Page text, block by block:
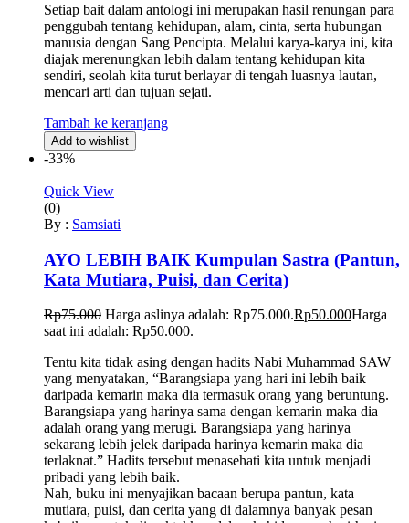
Setiap bait dalam antologi ini merupakan hasil renungan para
penggubah tentang kehidupan, alam, cinta, serta hubungan
manusia dengan Sang Pencipta. Melalui karya-karya ini, kita
diajak merenungkan lebih dalam tentang kehidupan kita
sendiri, seolah kita turut berlayar di tengah luasnya lautan,
mencari arti dan tujuan sejati.
Tambah ke keranjang
Add to wishlist
-33%
Quick View
(0)
By : Samsiati
AYO LEBIH BAIK Kumpulan Sastra (Pantun,
Kata Mutiara, Puisi, dan Cerita)
Rp75.000 Harga aslinya adalah: Rp75.000.Rp50.000Harga
saat ini adalah: Rp50.000.
Tentu kita tidak asing dengan hadits Nabi Muhammad SAW
yang menyatakan, “Barangsiapa yang hari ini lebih baik
daripada kemarin maka dia termasuk orang yang beruntung.
Barangsiapa yang harinya sama dengan kemarin maka dia
adalah orang yang merugi. Barangsiapa yang harinya
sekarang lebih jelek daripada harinya kemarin maka dia
terlaknat.” Hadits tersebut menasehati kita untuk menjadi
pribadi yang lebih baik.
Nah, buku ini menyajikan bacaan berupa pantun, kata
mutiara, puisi, dan cerita yang di dalamnya banyak pesan